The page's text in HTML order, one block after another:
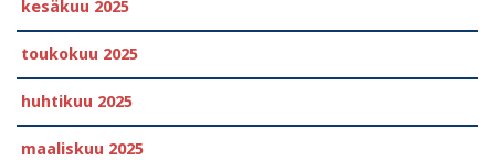
kesäkuu 2025
toukokuu 2025
huhtikuu 2025
maaliskuu 2025